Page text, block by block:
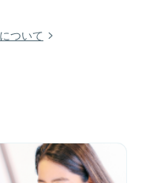
ついて